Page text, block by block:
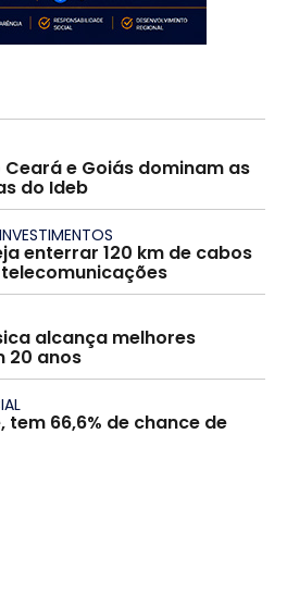
e Goiás dominam as
do Ideb
enterrar 120 km de cabos
alcança melhores
20 anos
tem 66,6% de chance de